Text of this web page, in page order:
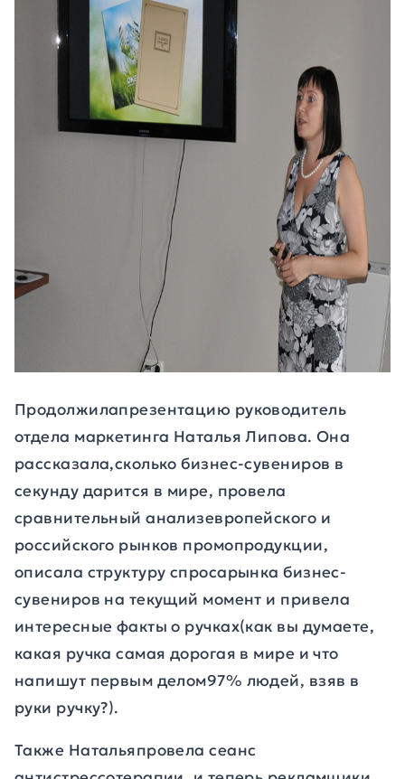
Продолжилапрезентацию руководитель
отдела маркетинга Наталья Липова. Она
рассказала,сколько бизнес-сувениров в
секунду дарится в мире, провела
сравнительный анализевропейского и
российского рынков промопродукции,
описала структуру спросарынка бизнес-
сувениров на текущий момент и привела
интересные факты о ручках(как вы думаете,
какая ручка самая дорогая в мире и что
напишут первым делом97% людей, взяв в
руки ручку?).
Также Натальяпровела сеанс